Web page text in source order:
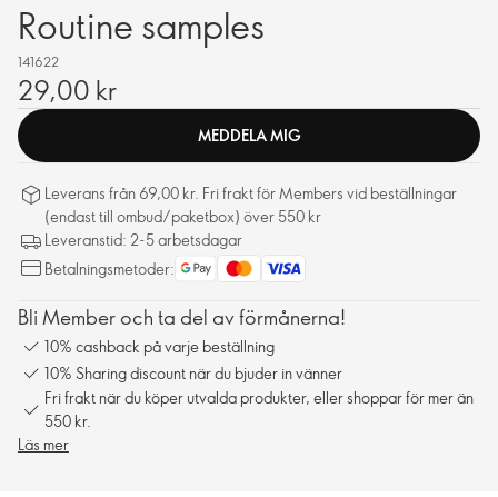
Routine samples
141622
29,00 kr
MEDDELA MIG
Leverans från 69,00 kr. Fri frakt för Members vid beställningar
(endast till ombud/paketbox) över 550 kr
Leveranstid: 2-5 arbetsdagar
Betalningsmetoder:
Bli Member och ta del av förmånerna!
10% cashback på varje beställning
10% Sharing discount när du bjuder in vänner
Fri frakt när du köper utvalda produkter, eller shoppar för mer än
550 kr.
Läs mer